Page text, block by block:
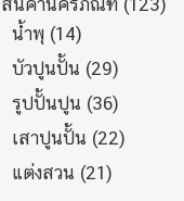
สินค้านครภัณฑ์ (123)
น้ำพุ (14)
บัวปูนปั้น (29)
รูปปั้นปูน (36)
เสาปูนปั้น (22)
แต่งสวน (21)